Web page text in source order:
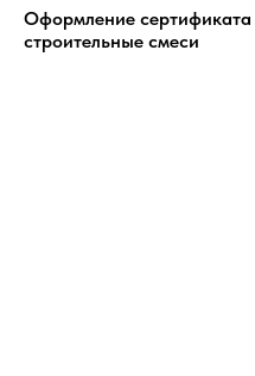
Оформление сертификата
строительные смеси